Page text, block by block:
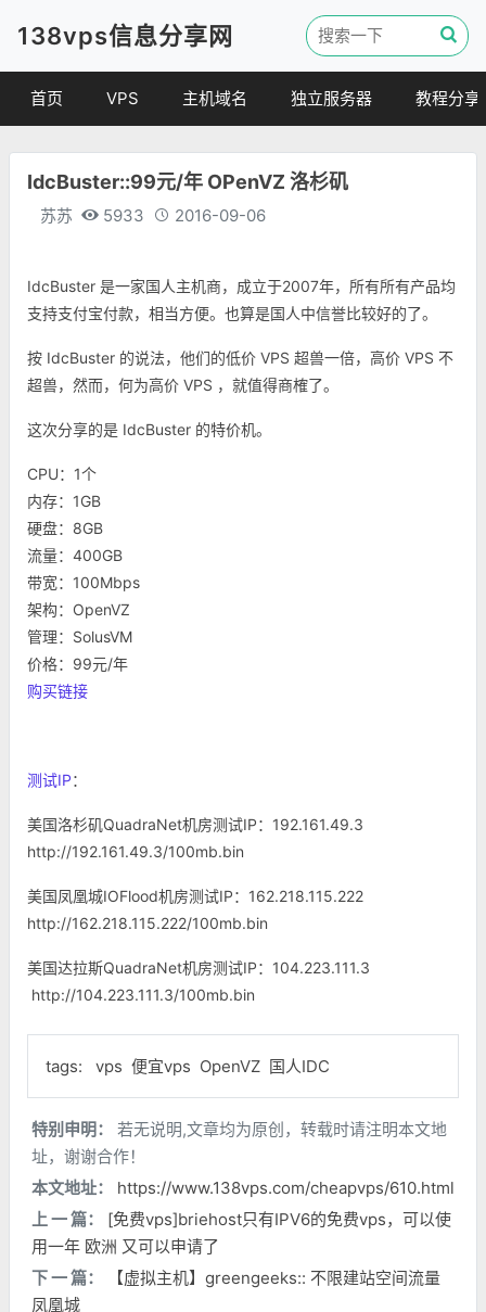
138vps信息分享网
首页 VPS
便宜VPS
VPS评测
主机域名
虚拟主机
独立服务器 教程分享
IdcBuster::99元/年 OPenVZ 洛杉矶
苏苏 5933 2016-09-06
IdcBuster 是一家国人主机商，成立于2007年，所有所有产品均
支持支付宝付款，相当方便。也算是国人中信誉比较好的了。
按 IdcBuster 的说法，他们的低价 VPS 超兽一倍，高价 VPS 不
超兽，然而，何为高价 VPS ，就值得商榷了。
这次分享的是 IdcBuster 的特价机。
CPU：1个
内存：1GB
硬盘：8GB
流量：400GB
带宽：100Mbps
架构：OpenVZ
管理：SolusVM
价格：99元/年
购买链接
测试IP：
美国洛杉矶QuadraNet机房测试IP：192.161.49.3
http://192.161.49.3/100mb.bin
美国凤凰城IOFlood机房测试IP：162.218.115.222
http://162.218.115.222/100mb.bin
美国达拉斯QuadraNet机房测试IP：104.223.111.3
http://104.223.111.3/100mb.bin
tags: vps 便宜vps OpenVZ 国人IDC
特别申明：
若无说明,文章均为原创，转载时请注明本文地
址，谢谢合作！
本文地址：
https://www.138vps.com/cheapvps/610.html
上 一 篇：
[免费vps]briehost只有IPV6的免费vps，可以使
用一年 欧洲 又可以申请了
下 一 篇：
【虚拟主机】greengeeks:: 不限建站空间流量
凤凰城